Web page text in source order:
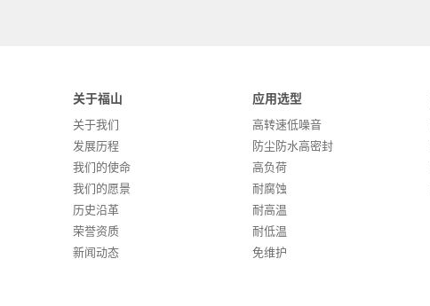
关于福山
关于我们
发展历程
我们的使命
我们的愿景
历史沿革
荣誉资质
新闻动态
应用选型
高转速低噪音
防尘防水高密封
高负荷
耐腐蚀
耐高温
耐低温
免维护